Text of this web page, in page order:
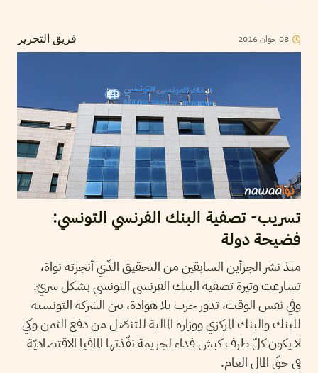
فريق التحرير 08جوان2016
تسريب- تصفية البنك الفرنسي التونسي:
فضيحة دولة
منذ نشر الجزأين السابقين من التحقيق الذّي أنجزته نواة،
تسارعت وتيرة تصفية البنك الفرنسي التونسي بشكل سريّ.
وفي نفس الوقت، تدور حرب بلا هوادة، بين الشركة التونسية
للبنك والبنك المركزي ووزارة المالية للتنصّل من دفع الثمن وكي
لا يكون كلّ طرف كبش فداء لجريمة نفّذتها المافيا الاقتصاديّة
في حقّ المال العام.